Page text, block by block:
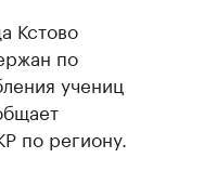
Кстово
по
учениц
по региону.